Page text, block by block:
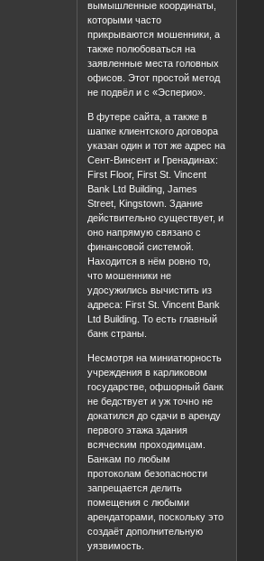
вымышленные координаты,
которыми часто
прикрываются мошенники, а
также полюбоваться на
заявленные места головных
офисов. Этот простой метод
не подвёл и с «Эсперио».
В футере сайта, а также в
шапке клиентского договора
указан один и тот же адрес на
Сент-Винсент и Гренадинах:
First Floor, First St. Vincent
Bank Ltd Building, James
Street, Kingstown. Здание
действительно существует, и
оно напрямую связано с
финансовой системой.
Находится в нём ровно то,
что мошенники не
удосужились вычистить из
адреса: First St. Vincent Bank
Ltd Building. То есть главный
банк страны.
Несмотря на миниатюрность
учреждения в карликовом
государстве, офшорный банк
не бедствует и уж точно не
докатился до сдачи в аренду
первого этажа здания
всяческим проходимцам.
Банкам по любым
протоколам безопасности
запрещается делить
помещения с любыми
арендаторами, поскольку это
создаёт дополнительную
уязвимость.